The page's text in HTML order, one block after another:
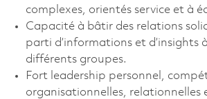
complexes, orientés service et à
Capacité à bâtir des relations
parti d’informations et d’insights
différents groupes.
Fort leadership personnel,
organisationnelles, relationnelles